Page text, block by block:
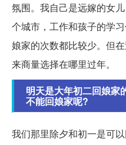
氛围。我自己是远嫁的女
个城市，工作和孩子的学
娘家的次数都比较少。但
来商量选择在哪里过年。
明天是大年初二回娘家
不能回娘家呢?
我们那里除夕和初一是可